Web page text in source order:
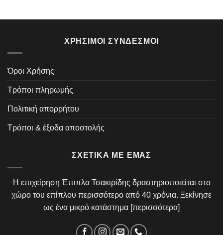
ΧΡΉΣΙΜΟΙ ΣΎΝΔΕΣΜΟΙ
Όροι Χρήσης
Τρόποι πληρωμής
Πολιτική απορρήτου
Τρόποι & έξοδα αποστολής
ΣΧΕΤΙΚΆ ΜΕ ΕΜΆΣ
Η επιχείρηση Έπιπλα Τσακιρίδης δραστηριοποιείται στο
χώρο του επίπλου περισσότερο από 40 χρόνια. Ξεκίνησε
ως ένα μικρό κατάστημα [περισσότερα]